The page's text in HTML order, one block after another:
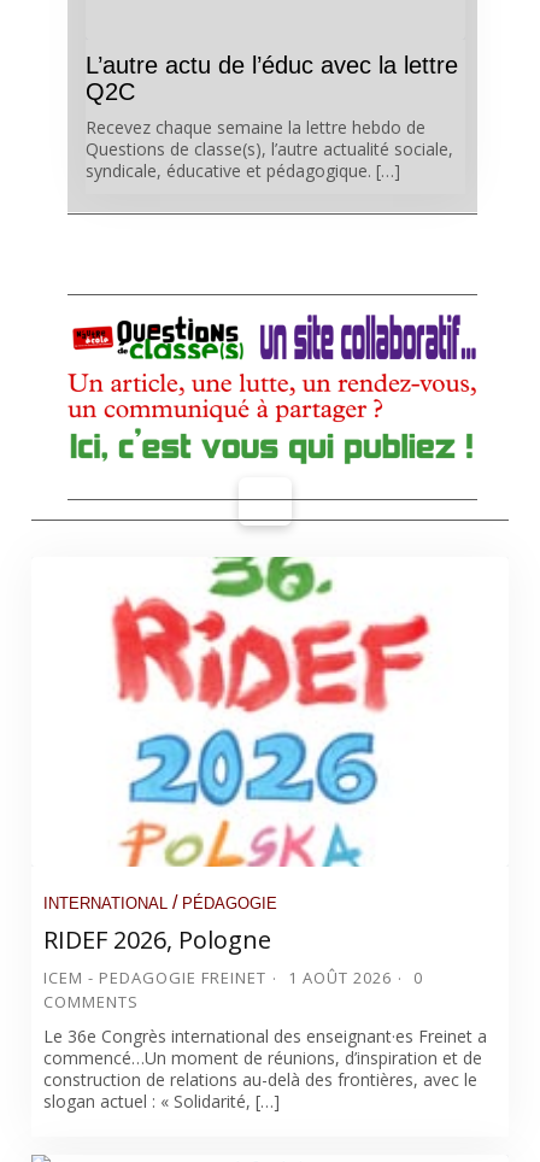
L’autre actu de l’éduc avec la lettre
Q2C
Recevez chaque semaine la lettre hebdo de
Questions de classe(s), l’autre actualité sociale,
syndicale, éducative et pédagogique. […]
INTERNATIONAL / PÉDAGOGIE
RIDEF 2026, Pologne
ICEM - PEDAGOGIE FREINET 1 AOÛT 2026
0
COMMENTS
Le 36e Congrès international des enseignant·es Freinet a
commencé…Un moment de réunions, d’inspiration et de
construction de relations au-delà des frontières, avec le
slogan actuel : « Solidarité, […]